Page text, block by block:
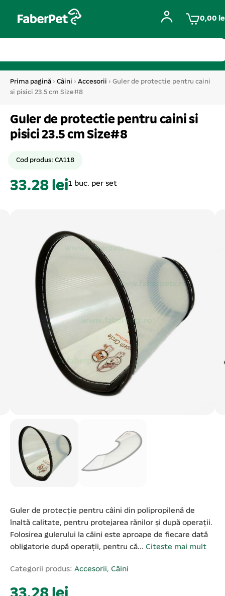
0,00
Prima pagină › Câini › Accesorii › Guler de protectie pentru caini
si pisici 23.5 cm Size#8
Guler de protectie pentru caini si
pisici 23.5 cm Size#8
Cod produs: CA118
33.28 lei1 buc. per set
Guler de protecție pentru câini din polipropilenă de
înaltă calitate, pentru protejarea rănilor și după operații.
Folosirea gulerului la căini este aproape de fiecare dată
obligatorie după operații, pentru că... Citeste mai mult
Categorii produs: Accesorii, Câini